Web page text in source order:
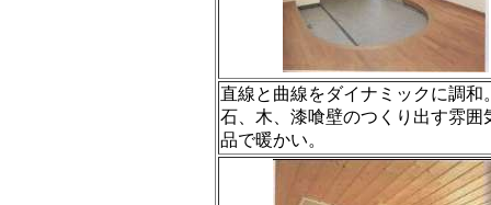
直線と曲線をダイナミックに調和
石、木、漆喰壁のつくり出す雰囲
品で暖かい。